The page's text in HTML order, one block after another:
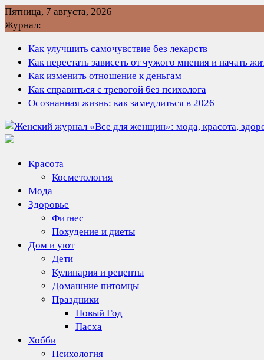
Перейти
к
Пятница, 7 августа, 2026
Журнал:
Как улучшить самочувствие без лекарств
Как перестать зависеть от чужого мнения и начать
Как изменить отношение к деньгам
Как справиться с тревогой без психолога
Осознанная жизнь: как замедлиться в 2026
Красота
Косметология
Мода
Здоровье
Фитнес
Похудение и диеты
Дом и уют
Дети
Кулинария и рецепты
Домашние питомцы
Праздники
Новый Год
Пасха
Хобби
Психология